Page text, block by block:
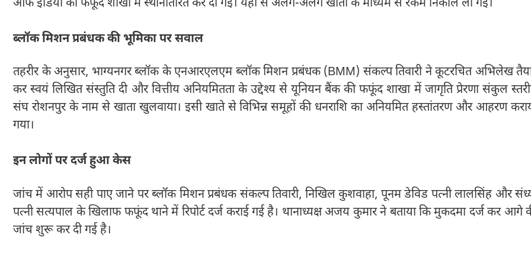
ऑफ इंडिया की फफूंद शाखा में स्थानांतरित कर दी गई। यहीं से अलग-अलग खातों के माध्यम से रकम निकाल ली गई।
ब्लॉक मिशन प्रबंधक की भूमिका पर सवाल
तहरीर के अनुसार, भाग्यनगर ब्लॉक के एनआरएलएम ब्लॉक मिशन प्रबंधक (BMM) संकल्प तिवारी ने कूटरचित अभिलेख
कर स्वयं लिखित संस्तुति दी और वित्तीय अनियमितता के उद्देश्य से यूनियन बैंक की फफूंद शाखा में जागृति प्रेरणा संकुल
संघ रोशनपुर के नाम से खाता खुलवाया। इसी खाते से विभिन्न समूहों की धनराशि का अनियमित हस्तांतरण और आहरण
गया।
इन लोगों पर दर्ज हुआ केस
जांच में आरोप सही पाए जाने पर ब्लॉक मिशन प्रबंधक संकल्प तिवारी, निखिल कुशवाहा, पूनम डेविड पत्नी लालसिंह और
पत्नी सत्यपाल के खिलाफ फफूंद थाने में रिपोर्ट दर्ज कराई गई है। थानाध्यक्ष अजय कुमार ने बताया कि मुकदमा दर्ज कर आगे
जांच शुरू कर दी गई है।